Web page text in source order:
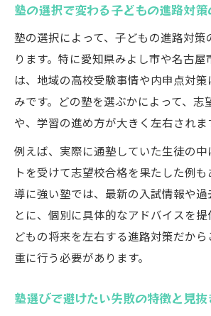
塾の選択で変わる子どもの進路対策
塾の選択によって、子どもの進路対策
ります。特に愛知県みよし市や名古
は、地域の高校受験事情や内申点対
みです。どの塾を選ぶかによって、志
や、学習の進め方が大きく左右されま
例えば、実際に通塾していた生徒の
トを受けて志望校合格を果たした例
導に強い塾では、最新の入試情報や過
とに、個別に具体的なアドバイスを
どもの将来を左右する進路対策だか
重に行う必要があります。
塾選びで避けたい失敗の特徴と見抜